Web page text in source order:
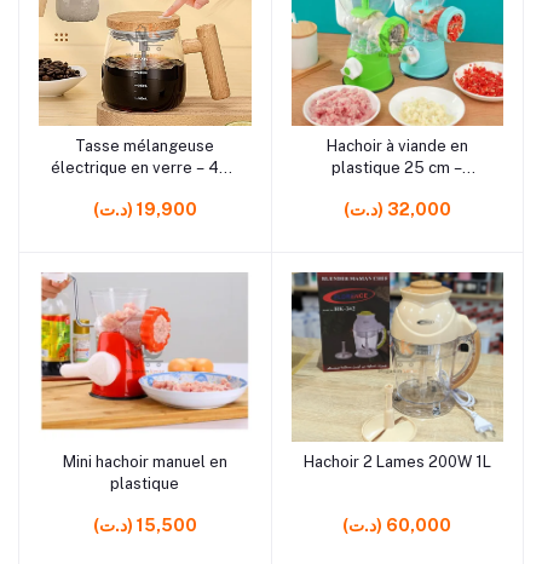
rrrrrr0
Ajouter au panier
Tasse mélangeuse
électrique en verre – 400
instantanées
(د.ت) 19,900
rrrrrr8
Ajouter au panier
Hachoir à viande en
plastique 25 cm –
cuisine
(د.ت) 32,000
rrrrrr3
Ajouter au panier
Mini hachoir manuel en
plastique
(د.ت) 15,500
rrrrrr6
Ajouter au panier
Hachoir 2 Lames 200W 1L
(د.ت) 60,000